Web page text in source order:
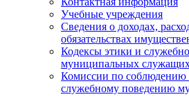
Учебные учреждения
Сведения о доходах,
обязательствах
Кодексы этики и
муниципальных служащих
Комиссии по соблюдению
служебному поведению